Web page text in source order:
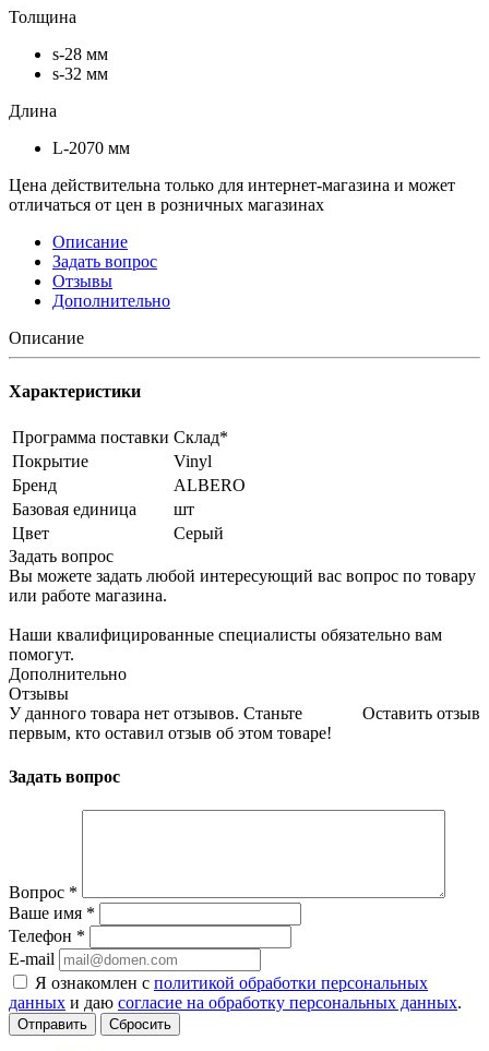
Толщина
s-28 мм
s-32 мм
Длина
L-2070 мм
Цена действительна только для интернет-магазина и может
отличаться от цен в розничных магазинах
Описание
Задать вопрос
Отзывы
Дополнительно
Описание
Характеристики
Программа поставки Склад*
Покрытие
Vinyl
Бренд
ALBERO
Базовая единица
шт
Цвет
Серый
Задать вопрос
Вы можете задать любой интересующий вас вопрос по товару
или работе магазина.
Наши квалифицированные специалисты обязательно вам
помогут.
Дополнительно
Отзывы
Оставить отзыв
У данного товара нет отзывов. Станьте
первым, кто оставил отзыв об этом товаре!
Задать вопрос
Вопрос *
Ваше имя *
Телефон *
E-mail
Я ознакомлен с политикой обработки персональных
данных и даю согласие на обработку персональных данных.
Сбросить